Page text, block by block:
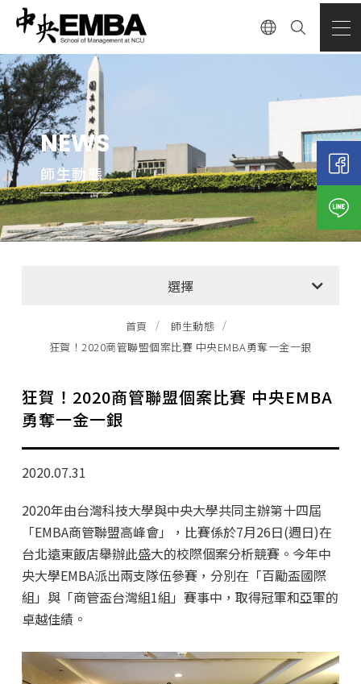
NEWS
師生動態
選擇
全部消息
EMBA招生公告
行政公告
師生動態
首頁
師生動態
狂賀！2020商管聯盟個案比賽 中央EMBA勇奪一金一銀
狂賀！2020商管聯盟個案比賽 中央EMBA
勇奪一金一銀
2020.07.31
2020年由台灣科技大學與中央大學共同主辦第十四屆
「EMBA商管聯盟高峰會」，比賽係於7月26日(週日)在
台北遠東飯店舉辦此盛大的校際個案分析競賽。今年中
央大學EMBA派出兩支隊伍參賽，分別在「百勵盃國際
組」與「商管盃台灣組1組」賽事中，取得冠軍和亞軍的
卓越佳績。